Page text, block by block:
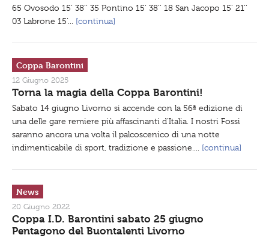
65 Ovosodo 15’ 38’’ 35 Pontino 15’ 38’’ 18 San Jacopo 15’ 21’’
03 Labrone 15’... [continua]
Coppa Barontini
12 Giugno 2025
Torna la magia della Coppa Barontini!
Sabato 14 giugno Livorno si accende con la 56ª edizione di
una delle gare remiere più affascinanti d’Italia. I nostri Fossi
saranno ancora una volta il palcoscenico di una notte
indimenticabile di sport, tradizione e passione.... [continua]
News
20 Giugno 2022
Coppa I.D. Barontini sabato 25 giugno
Pentagono del Buontalenti Livorno